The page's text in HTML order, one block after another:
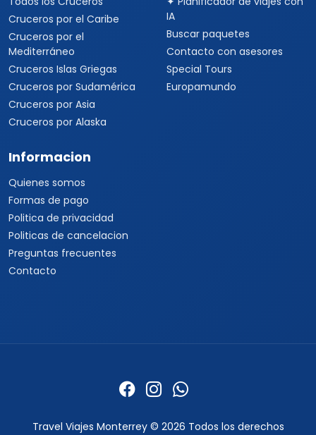
Cruceros por el Caribe
Cruceros por el
Mediterráneo
Cruceros Islas Griegas
Cruceros por Sudamérica
Cruceros por Asia
Cruceros por Alaska
IA
Buscar paquetes
Contacto con asesores
Special Tours
Europamundo
Informacion
Quienes somos
Formas de pago
Politica de privacidad
Politicas de cancelacion
Preguntas frecuentes
Contacto
Travel Viajes Monterrey © 2026 Todos los derechos